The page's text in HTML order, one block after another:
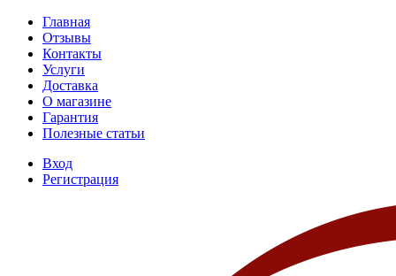
Главная
Отзывы
Контакты
Услуги
Доставка
О магазине
Гарантия
Полезные статьи
Вход
Регистрация